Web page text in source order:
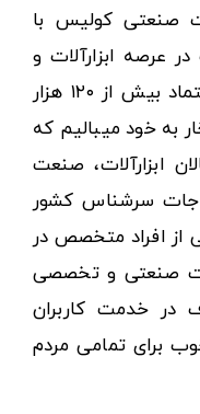
صنعتی کولیس با
فعالیت در عرصه ابزارآلات و
کالاهای صنعتی توانسته مورد اعتماد بیش از ۱۲۰ هزار
به خود میبالیم که
ابزارآلات، صنعت
سرشناس کشور
از افراد متخصص در
صنعتی و تخصصی
در خدمت کاربران
برای تمامی مردم